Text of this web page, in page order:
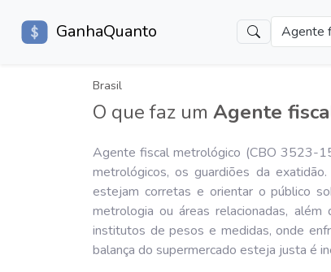
GanhaQuanto Agente
Brasil
O que faz um Agente
Agente fiscal metrológico (CBO 3523-
metrológicos, os guardiões da
estejam corretas e orientar o público
metrologia ou áreas relacionadas,
institutos de pesos e medidas, onde
balança do supermercado esteja justa é